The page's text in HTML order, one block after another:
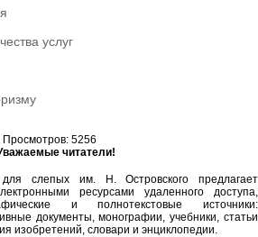
услуг
Просмотров: 5256
читатели!
для слепых им. Н. Островского предлагает
ресурсами удаленного доступа,
и полнотекстовые источники:
документы, монографии, учебники, статьи
изобретений, словари и энциклопедии.